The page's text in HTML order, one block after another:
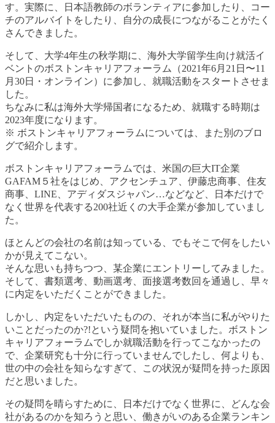
す。実際に、日本語教師のボランティアに参加したり、コー
チのアルバイトをしたり、自分の成長につながることがたく
さんできました。
そして、大学4年生の秋学期に、海外大学留学生向け就活イ
ベントのボストンキャリアフォーラム（2021年6月21日〜11
月30日・オンライン）に参加し、就職活動をスタートさせま
した。
ちなみに私は海外大学帰国者になるため、就職する時期は
2023年度になります。
※ ボストンキャリアフォーラムについては、また別のブロ
グで紹介します。
ボストンキャリアフォーラムでは、米国の巨大IT企業
GAFAM５社をはじめ、アクセンチュア、伊藤忠商事、住友
商事、LINE、アディダスジャパン…などなど、日本だけで
なく世界を代表する200社近くの大手企業が参加していまし
た。
ほとんどの会社の名前は知っている、でもそこで何をしたい
かが見えてこない。
そんな思いも持ちつつ、某企業にエントリーしてみました。
そして、書類選考、動画選考、面接選考数回を通過し、早々
に内定をいただくことができました。
しかし、内定をいただいたものの、それが本当に私がやりた
いことだったのか?!という疑問を抱いていました。ボストン
キャリアフォーラムでしか就職活動を行ってこなかったの
で、企業研究も十分に行っていませんでしたし、何よりも、
世の中の会社を知らなすぎて、この状況が疑問を持った原因
だと思いました。
その疑問を晴らすために、日本だけでなく世界に、どんな会
社があるのかを知ろうと思い、働きがいのある企業ランキン